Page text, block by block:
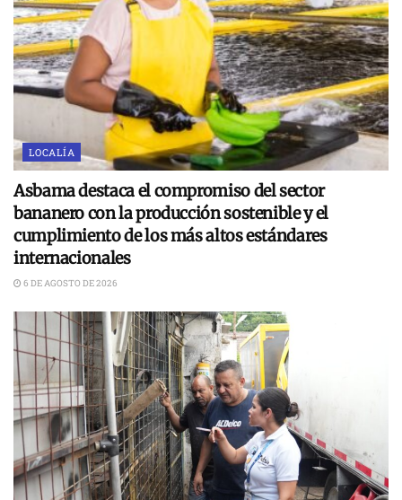
LOCALÍA
Asbama destaca el compromiso del sector
bananero con la producción sostenible y el
cumplimiento de los más altos estándares
internacionales
6 DE AGOSTO DE 2026